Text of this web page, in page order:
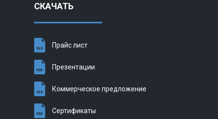
СКАЧАТЬ
Прайс лист
Презентации
Коммерческое предложение
Сертификаты